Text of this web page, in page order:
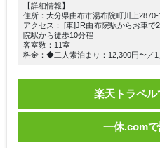
【詳細情報】
住所：大分県由布市湯布院町川上2870-
アクセス： [車]JR由布院駅からお車
院駅から徒歩10分程
客室数：11室
料金：◆二人素泊まり：12,300円〜／
楽天トラベ
一休.com